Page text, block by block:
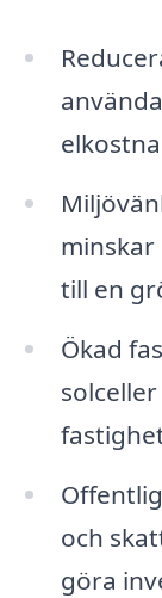
till en
Ökad
och
göra